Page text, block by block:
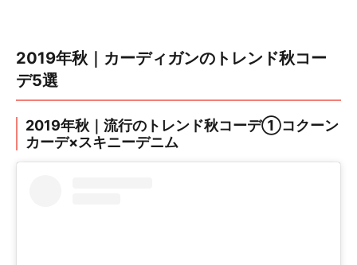
2019年秋｜カーディガンのトレンド秋コー
デ5選
2019年秋｜流行のトレンド秋コーデ①コクーン
カーデ×スキニーデニム